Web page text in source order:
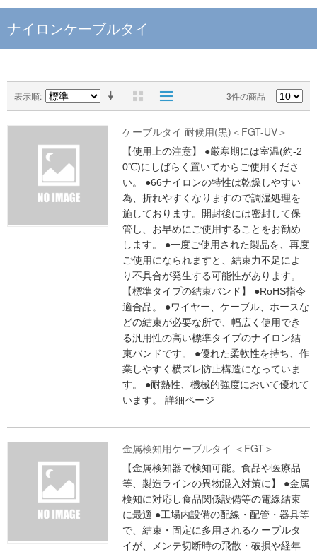
ナイロンケーブルタイ
表示順 3件の商品
ケーブルタイ 耐候用(黒)＜FGT-UV＞
【使用上の注意】 ●厳寒期には室温(約-2
0℃)にしばらく置いてからご使用くださ
い。 ●66ナイロンの特性は乾燥しやすい
為、折れやすくなりますので調湿処理を
施しております。開封後には密封して保
管し、お早めにご使用することをお勧め
します。 ●一度ご使用された製品を、再度
ご使用になられますと、結束力不足によ
り不具合が発生する可能性があります。
【標準タイプの結束バンド】 ●RoHS指令
適合品。 ●ワイヤー、ケーブル、ホースな
どの結束が必要な所で、幅広く使用でき
る汎用性の高い標準タイプのナイロン結
束バンドです。 ●優れた柔軟性を持ち、作
業しやすく横ズレ防止構造になっていま
す。 ●耐熱性、機械的強度において優れて
います。 詳細ページ
金属検知用ケーブルタイ ＜FGT＞
【金属検知器で検知可能。食品や医療品
等、製造ラインの異物混入対策に】 ●金属
検知に対応し食品関係設備等の電線結束
に最適 ●工場内設備の配線・配管・器具等
で、結束・固定に多用されるケーブルタ
イが、メンテ切断時の飛散・破損や経年